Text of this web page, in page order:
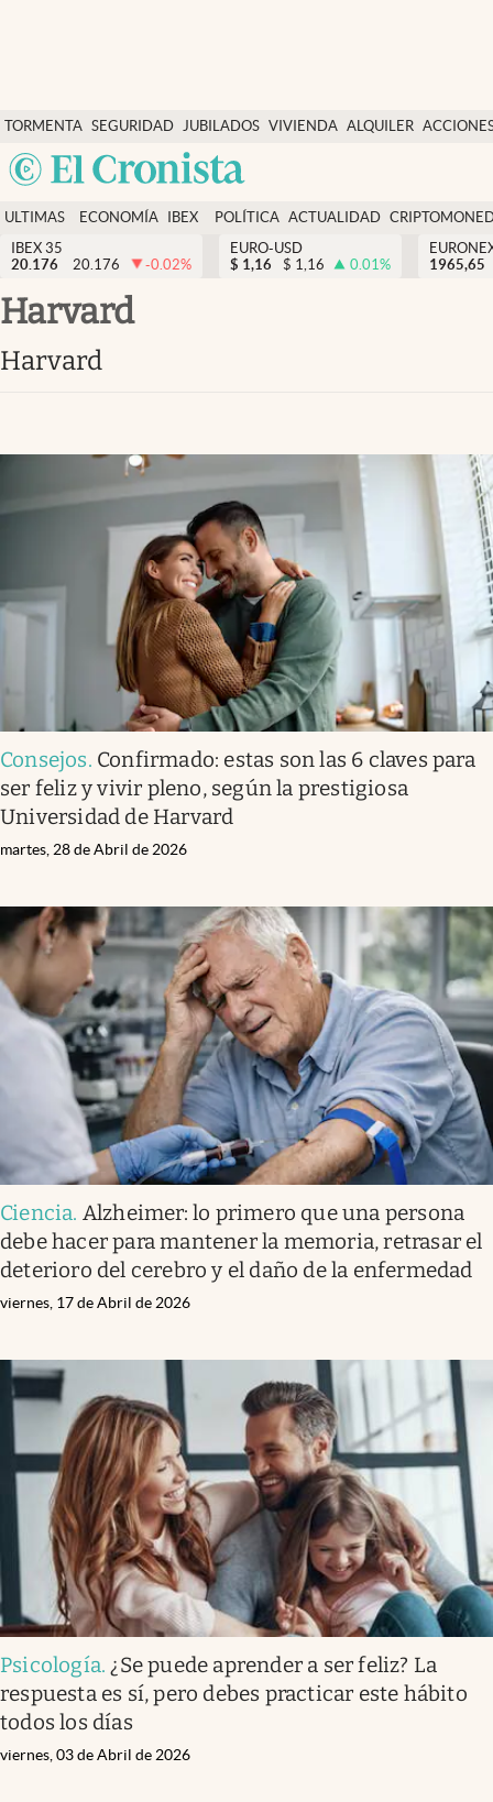
TORMENTA SEGURIDAD
SOCIAL
JUBILADOS VIVIENDA ALQUILER
USA
Economía y finanzas
Política
Actualidad
Criptomonedas
España
ULTIMAS
NOTICIAS
ECONOMÍA
FINANZAS
IBEX
EURO
POLÍTICA ACTUALIDAD
IBEX 35
20.176
20.176 -0.02%
EURO-USD
$ 1,16 $ 1,16 0.01%
1965,65
Harvard
Harvard
Consejos. Confirmado: estas son las 6 claves para
ser feliz y vivir pleno, según la prestigiosa
Universidad de Harvard
martes, 28 de Abril de 2026
Ciencia. Alzheimer: lo primero que una persona
debe hacer para mantener la memoria, retrasar el
deterioro del cerebro y el daño de la enfermedad
viernes, 17 de Abril de 2026
Psicología. ¿Se puede aprender a ser feliz? La
respuesta es sí, pero debes practicar este hábito
todos los días
viernes, 03 de Abril de 2026